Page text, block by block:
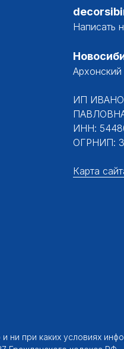
Написать
ИП
ИНН:
ОГРНИП:
Карта
ни при каких условиях